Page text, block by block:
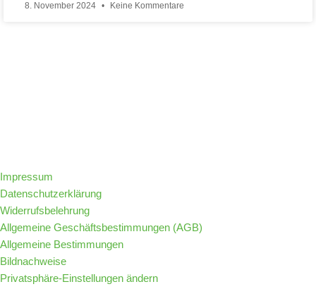
8. November 2024 Keine Kommentare
Impressum
Datenschutzerklärung
Widerrufsbelehrung
Allgemeine Geschäftsbestimmungen (AGB)
Allgemeine Bestimmungen
Bildnachweise
Privatsphäre-Einstellungen ändern